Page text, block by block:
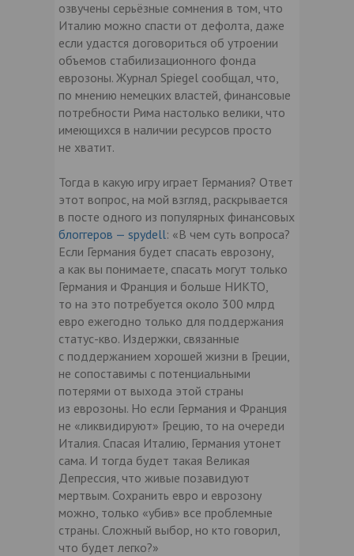
озвучены серьёзные сомнения в том, что
Италию можно спасти от дефолта, даже
если удастся договориться об утроении
объемов стабилизационного фонда
еврозоны. Журнал Spiegel сообщал, что,
по мнению немецких властей, финансовые
потребности Рима настолько велики, что
имеющихся в наличии ресурсов просто
не хватит.
Тогда в какую игру играет Германия? Ответ
этот вопрос, на мой взгляд, раскрывается
в посте одного из популярных финансовых
блоггеров — spydell: «В чем суть вопроса?
Если Германия будет спасать еврозону,
а как вы понимаете, спасать могут только
Германия и Франция и больше НИКТО,
то на это потребуется около 300 млрд
евро ежегодно только для поддержания
статус-кво. Издержки, связанные
с поддержанием хорошей жизни в Греции,
не сопоставимы с потенциальными
потерями от выхода этой страны
из еврозоны. Но если Германия и Франция
не «ликвидируют» Грецию, то на очереди
Италия. Спасая Италию, Германия утонет
сама. И тогда будет такая Великая
Депрессия, что живые позавидуют
мертвым. Сохранить евро и еврозону
можно, только «убив» все проблемные
страны. Сложный выбор, но кто говорил,
что будет легко?»